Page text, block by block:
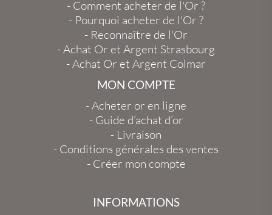
- Comment acheter de l'Or ?
- Pourquoi acheter de l'Or ?
- Reconnaître de l'Or
-Achat Or et Argent Strasbourg
-Achat Or et Argent Colmar
MON COMPTE
-Acheter or en ligne
- Guide d’achat d’or
- Livraison
- Conditions générales des ventes
- Créer mon compte
INFORMATIONS